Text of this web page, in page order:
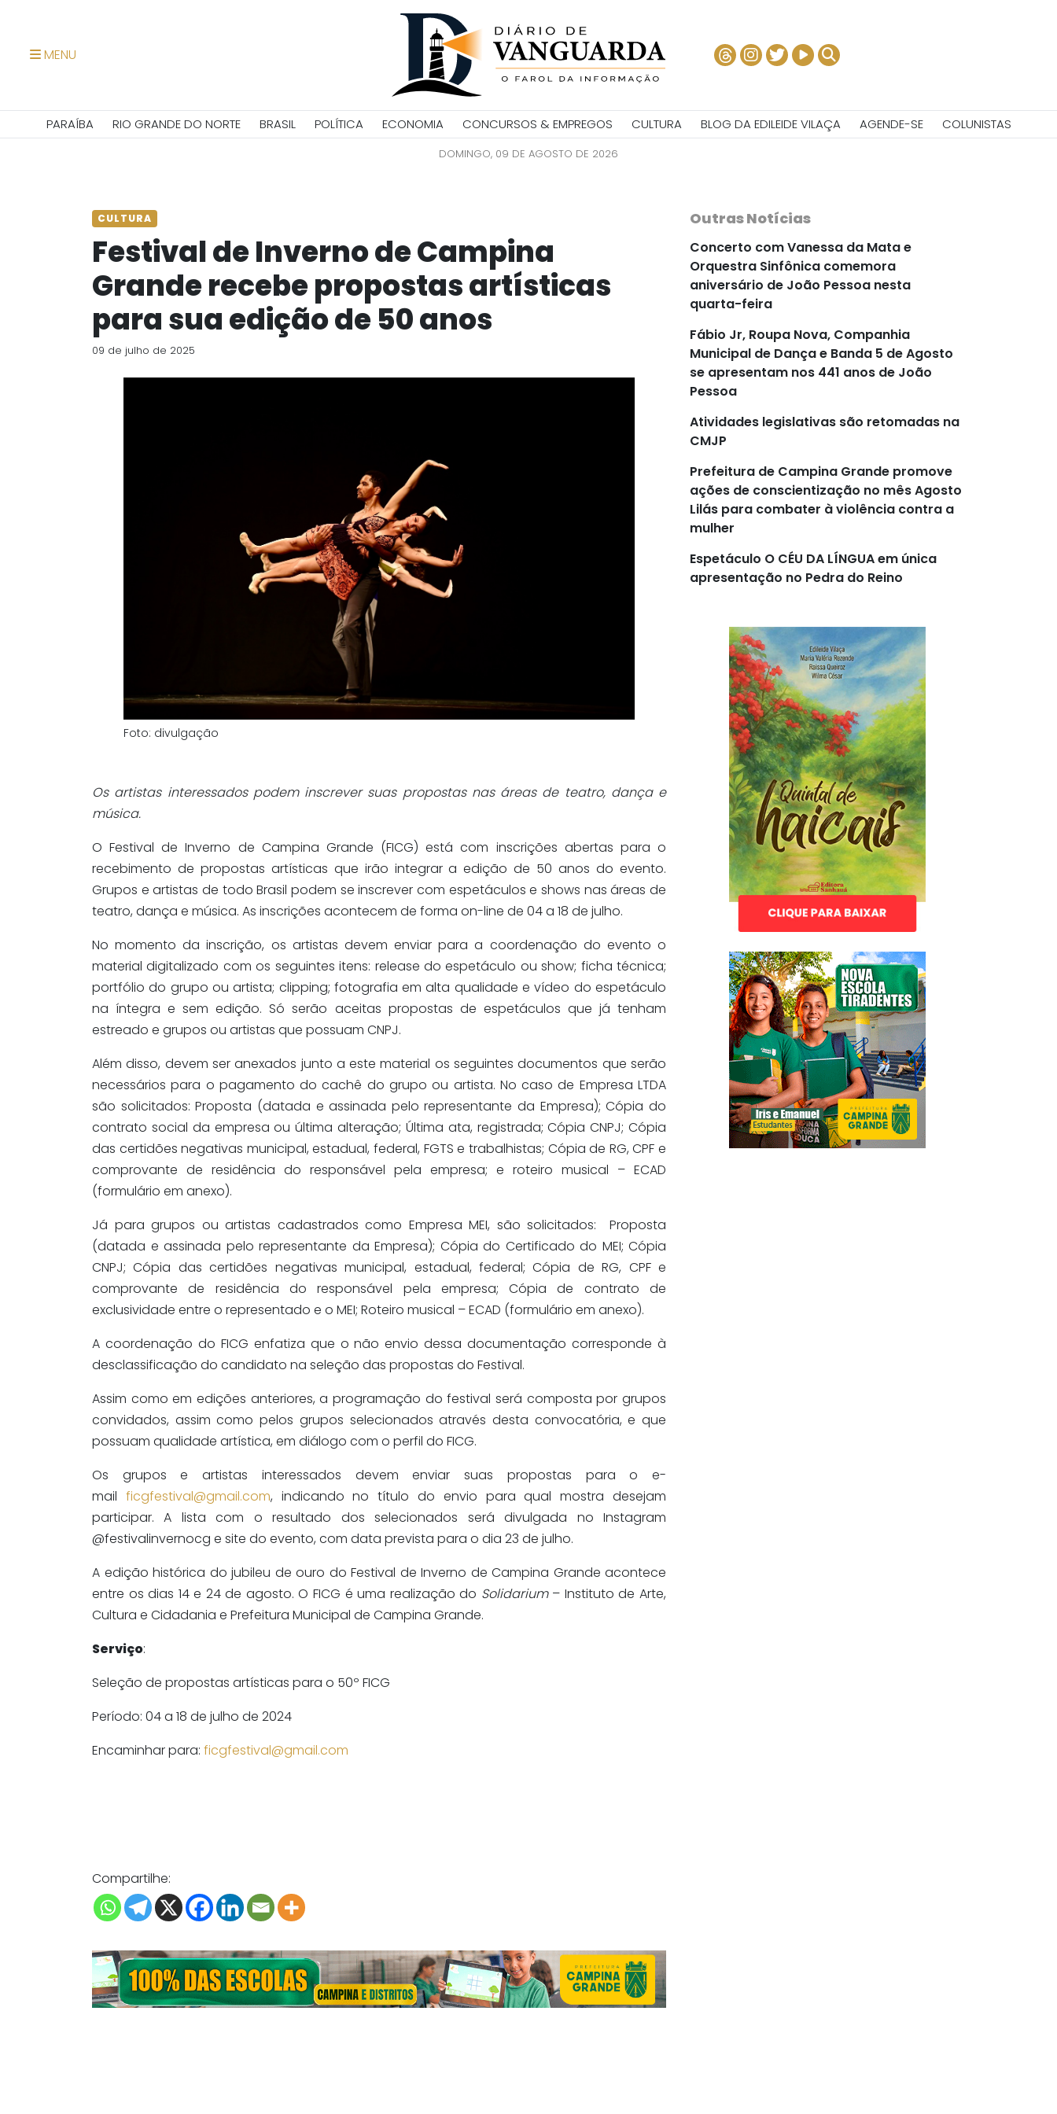
MENU
PARAÍBA RIO GRANDE DO NORTE BRASIL POLÍTICA ECONOMIA CONCURSOS & EMPREGOS CULTURA BLOG DA EDILEIDE VILAÇA AGENDE-SE COLUNISTAS
DOMINGO, 09 DE AGOSTO DE 2026
CULTURA
Festival de Inverno de Campina
Grande recebe propostas artísticas
para sua edição de 50 anos
09 de julho de 2025
Foto: divulgação
Os artistas interessados podem inscrever suas propostas nas áreas de teatro, dança e
música.
O Festival de Inverno de Campina Grande (FICG) está com inscrições abertas para o
recebimento de propostas artísticas que irão integrar a edição de 50 anos do evento.
Grupos e artistas de todo Brasil podem se inscrever com espetáculos e shows nas áreas de
teatro, dança e música. As inscrições acontecem de forma on-line de 04 a 18 de julho.
No momento da inscrição, os artistas devem enviar para a coordenação do evento o
material digitalizado com os seguintes itens: release do espetáculo ou show; ficha técnica;
portfólio do grupo ou artista; clipping; fotografia em alta qualidade e vídeo do espetáculo
na íntegra e sem edição. Só serão aceitas propostas de espetáculos que já tenham
estreado e grupos ou artistas que possuam CNPJ.
Além disso, devem ser anexados junto a este material os seguintes documentos que serão
necessários para o pagamento do cachê do grupo ou artista. No caso de Empresa LTDA
são solicitados: Proposta (datada e assinada pelo representante da Empresa); Cópia do
contrato social da empresa ou última alteração; Última ata, registrada; Cópia CNPJ; Cópia
das certidões negativas municipal, estadual, federal, FGTS e trabalhistas; Cópia de RG, CPF e
comprovante de residência do responsável pela empresa; e roteiro musical – ECAD
(formulário em anexo).
Já para grupos ou artistas cadastrados como Empresa MEI, são solicitados: Proposta
(datada e assinada pelo representante da Empresa); Cópia do Certificado do MEI; Cópia
CNPJ; Cópia das certidões negativas municipal, estadual, federal; Cópia de RG, CPF e
comprovante de residência do responsável pela empresa; Cópia de contrato de
exclusividade entre o representado e o MEI; Roteiro musical – ECAD (formulário em anexo).
A coordenação do FICG enfatiza que o não envio dessa documentação corresponde à
desclassificação do candidato na seleção das propostas do Festival.
Assim como em edições anteriores, a programação do festival será composta por grupos
convidados, assim como pelos grupos selecionados através desta convocatória, e que
possuam qualidade artística, em diálogo com o perfil do FICG.
Os grupos e artistas interessados devem enviar suas propostas para o e-
mail ficgfestival@gmail.com, indicando no título do envio para qual mostra desejam
participar. A lista com o resultado dos selecionados será divulgada no Instagram
@festivalinvernocg e site do evento, com data prevista para o dia 23 de julho.
A edição histórica do jubileu de ouro do Festival de Inverno de Campina Grande acontece
entre os dias 14 e 24 de agosto. O FICG é uma realização do Solidarium– Instituto de Arte,
Cultura e Cidadania e Prefeitura Municipal de Campina Grande.
Serviço:
Seleção de propostas artísticas para o 50º FICG
Período: 04 a 18 de julho de 2024
Encaminhar para: ficgfestival@gmail.com
Compartilhe:
Outras Notícias
Concerto com Vanessa da Mata e
Orquestra Sinfônica comemora
aniversário de João Pessoa nesta
quarta-feira
Fábio Jr, Roupa Nova, Companhia
Municipal de Dança e Banda 5 de Agosto
se apresentam nos 441 anos de João
Pessoa
Atividades legislativas são retomadas na
CMJP
Prefeitura de Campina Grande promove
ações de conscientização no mês Agosto
Lilás para combater à violência contra a
mulher
Espetáculo O CÉU DA LÍNGUA em única
apresentação no Pedra do Reino